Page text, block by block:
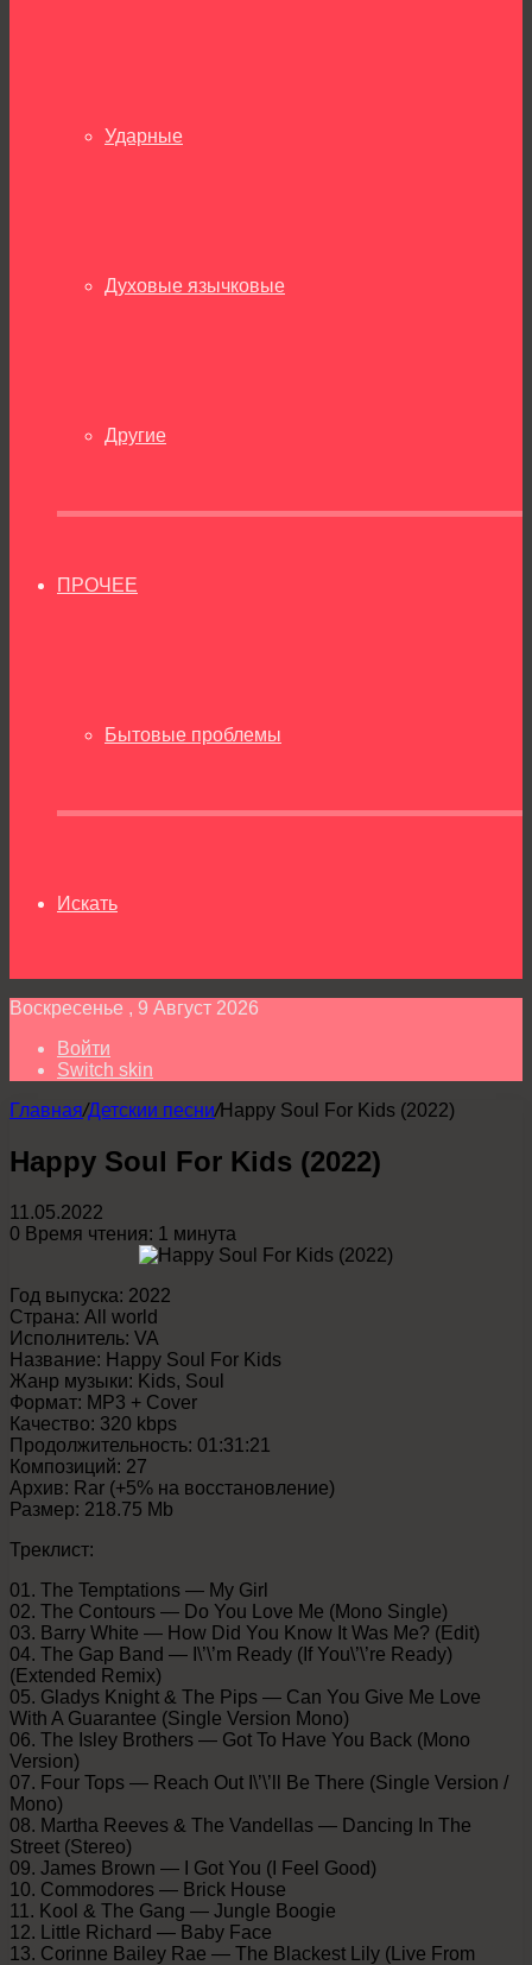
Ударные
Духовые язычковые
Другие
ПРОЧЕЕ
Бытовые проблемы
Искать
Воскресенье , 9 Август 2026
Войти
Switch skin
Главная/Детскии песни/Happy Soul For Kids (2022)
Happy Soul For Kids (2022)
11.05.2022
0 Время чтения: 1 минута
Год выпуска: 2022
Страна: All world
Исполнитель: VA
Название: Happy Soul For Kids
Жанр музыки: Kids, Soul
Формат: MP3 + Cover
Качество: 320 kbps
Продолжительность: 01:31:21
Композиций: 27
Архив: Rar (+5% на восстановление)
Размер: 218.75 Mb
Треклист:
01. The Temptations — My Girl
02. The Contours — Do You Love Me (Mono Single)
03. Barry White — How Did You Know It Was Me? (Edit)
04. The Gap Band — I\’\’m Ready (If You\’\’re Ready)
(Extended Remix)
05. Gladys Knight & The Pips — Can You Give Me Love
With A Guarantee (Single Version Mono)
06. The Isley Brothers — Got To Have You Back (Mono
Version)
07. Four Tops — Reach Out I\’\’ll Be There (Single Version /
Mono)
08. Martha Reeves & The Vandellas — Dancing In The
Street (Stereo)
09. James Brown — I Got You (I Feel Good)
10. Commodores — Brick House
11. Kool & The Gang — Jungle Boogie
12. Little Richard — Baby Face
13. Corinne Bailey Rae — The Blackest Lily (Live From